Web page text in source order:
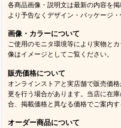
各商品画像・説明文は最新の内容を
より予告なくデザイン・パッケージ
画像・カラーについて
ご使用のモニタ環境等により実物と
像はイメージとしてご覧ください。
販売価格について
オンラインストアと実店舗で販売価
更を行う場合があります。当店に在
合、掲載価格と異なる価格でご案内す
オーダー商品について